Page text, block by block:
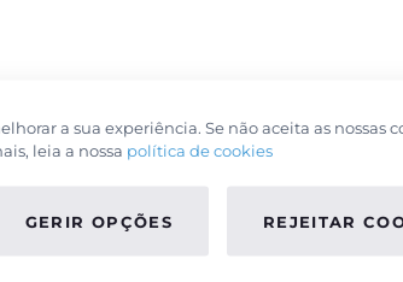
a sua experiência. Se não aceita as nossas
leia a nossa política de cookies
GERIR OPÇÕES REJEITAR